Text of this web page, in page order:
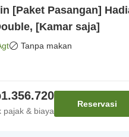
[Paket Pasangan]
& Pemandian Double, [Kamar saja]
Tanpa makan
pajak & biaya
Reservasi